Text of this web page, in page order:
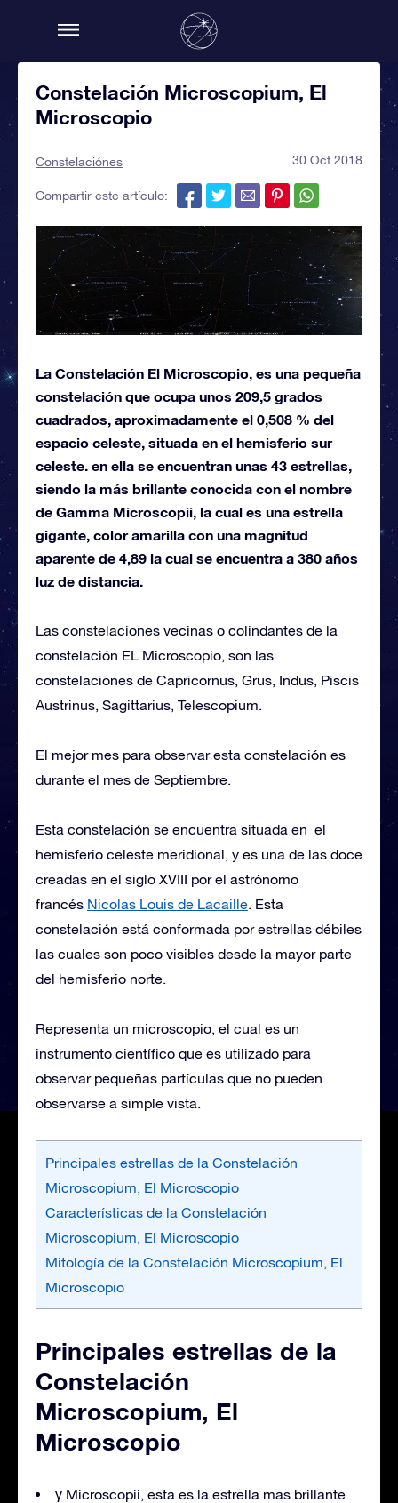
Constelación Microscopium, El
Microscopio
Constelaciónes 30 Oct 2018
Compartir este artículo:
La Constelación El Microscopio, es una pequeña
constelación que ocupa unos 209,5 grados
cuadrados, aproximadamente el 0,508 % del
espacio celeste, situada en el hemisferio sur
celeste. en ella se encuentran unas 43 estrellas,
siendo la más brillante conocida con el nombre
de Gamma Microscopii, la cual es una estrella
gigante, color amarilla con una magnitud
aparente de 4,89 la cual se encuentra a 380 años
luz de distancia.
Las constelaciones vecinas o colindantes de la
constelación EL Microscopio, son las
constelaciones de Capricornus, Grus, Indus, Piscis
Austrinus, Sagittarius, Telescopium.
El mejor mes para observar esta constelación es
durante el mes de Septiembre.
Esta constelación se encuentra situada en el
hemisferio celeste meridional, y es una de las doce
creadas en el siglo XVIII por el astrónomo
francés Nicolas Louis de Lacaille. Esta
constelación está conformada por estrellas débiles
las cuales son poco visibles desde la mayor parte
del hemisferio norte.
Representa un microscopio, el cual es un
instrumento científico que es utilizado para
observar pequeñas partículas que no pueden
observarse a simple vista.
Principales estrellas de la Constelación
Microscopium, El Microscopio
Características de la Constelación
Microscopium, El Microscopio
Mitología de la Constelación Microscopium, El
Microscopio
Principales estrellas de la
Constelación
Microscopium, El
Microscopio
γ Microscopii, esta es la estrella mas brillante